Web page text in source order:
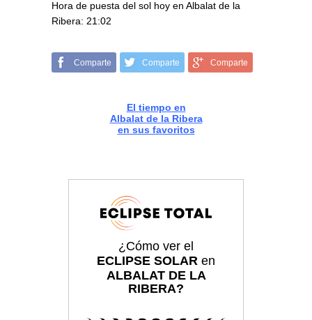
Hora de puesta del sol hoy en Albalat de la
Ribera: 21:02
Comparte Comparte Comparte
El tiempo en
Albalat de la Ribera
en sus favoritos
¿Cómo ver el
ECLIPSE SOLAR en
ALBALAT DE LA
RIBERA?